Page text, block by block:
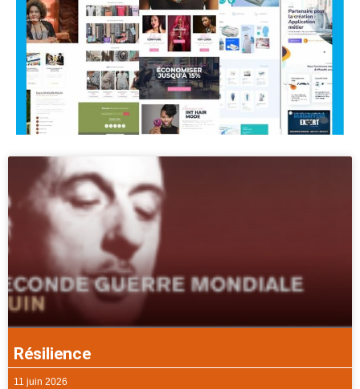
Résilience
11 juin 2026